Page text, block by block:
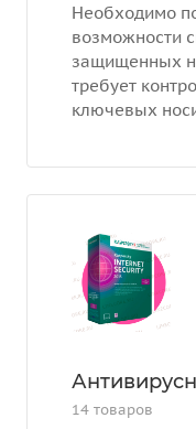
Необходимо
возможности
защищенных
требует
ключевых
14 товаров